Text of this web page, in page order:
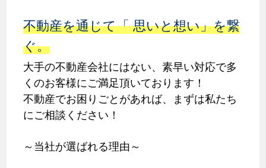
不動産を通じて「 思いと想い」を繋
ぐ。
大手の不動産会社にはない、素早い対応で多
くのお客様にご満足頂いております！
不動産でお困りごとがあれば、まずは私たち
にご相談ください！
～当社が選ばれる理由～